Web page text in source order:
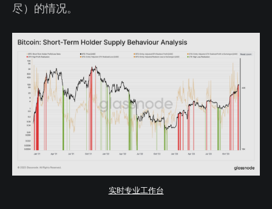
尽）的情况。
实时专业工作台